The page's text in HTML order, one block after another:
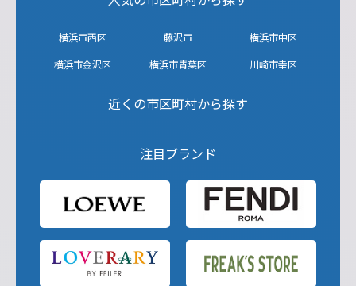
横浜市西区 藤沢市
横浜市中区
横浜市金沢区
横浜市青葉区 川崎市幸区
近くの市区町村から探す
注目ブランド